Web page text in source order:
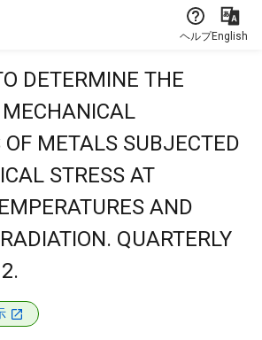
ヘルプEnglish
DETERMINE THE
OF METALS SUBJECTED
STRESS AT
AND
QUARTERLY